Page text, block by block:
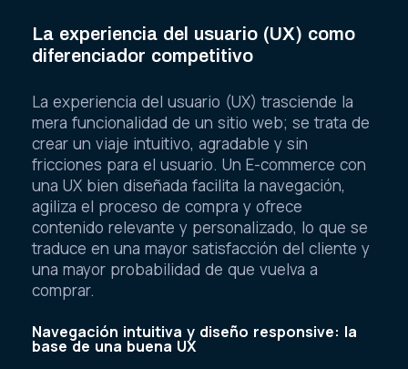
La experiencia del usuario (UX) como
diferenciador competitivo
La experiencia del usuario (UX) trasciende la
mera funcionalidad de un sitio web; se trata de
crear un viaje intuitivo, agradable y sin
fricciones para el usuario. Un E-commerce con
una UX bien diseñada facilita la navegación,
agiliza el proceso de compra y ofrece
contenido relevante y personalizado, lo que se
traduce en una mayor satisfacción del cliente y
una mayor probabilidad de que vuelva a
comprar.
Navegación intuitiva y diseño responsive: la
base de una buena UX